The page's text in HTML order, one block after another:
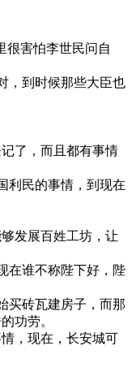
很害怕李世民问自
，到时候那些大臣也
了，而且都有事情
利民的事情，到现在
发展百姓工坊，让
在谁不称陛下好，陛
买砖瓦建房子，而那
功劳。
，现在，长安城可